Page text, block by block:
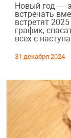
Новый год —
встречать
встретят
график,
всех с
31 декабря 2024